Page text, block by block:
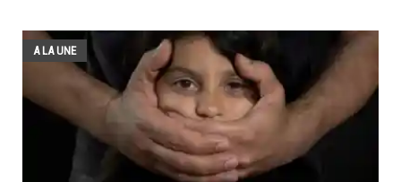
A LA UNE